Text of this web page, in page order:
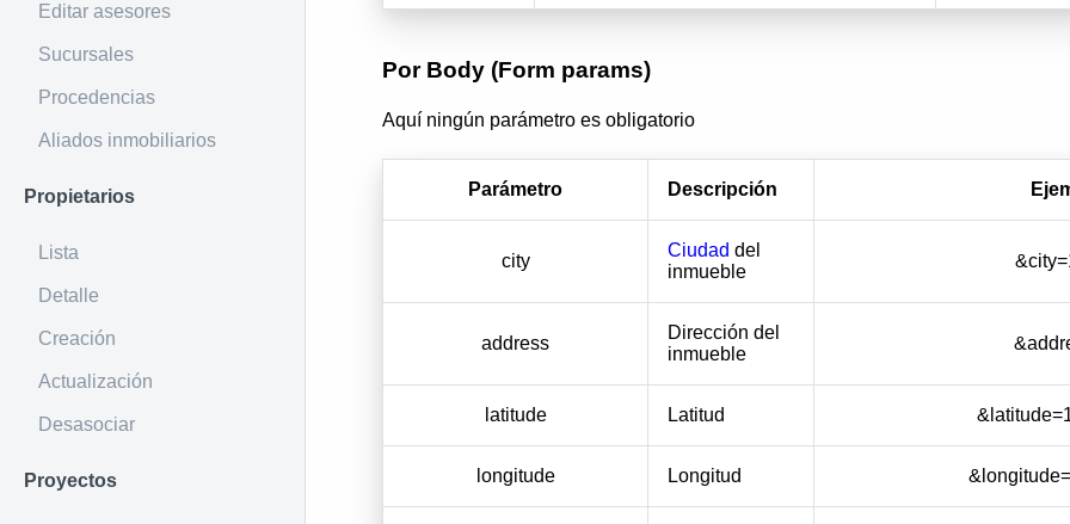
Editar asesores
Sucursales
Procedencias
Aliados inmobiliarios
Propietarios
Lista
Detalle
Creación
Actualización
Desasociar
Proyectos
Por Body (Form params)
Aquí ningún parámetro es obligatorio
Parámetro Descripción
city
Ciudad del
inmueble
address
Dirección del
inmueble
latitude Latitud
longitude Longitud